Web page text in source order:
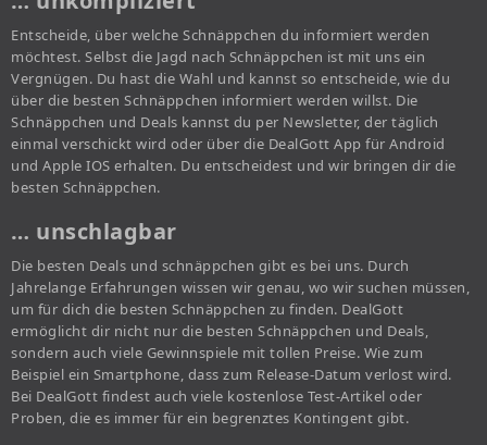
Entscheide, über welche Schnäppchen du informiert werden
möchtest. Selbst die Jagd nach Schnäppchen ist mit uns ein
Vergnügen. Du hast die Wahl und kannst so entscheide, wie du
über die besten Schnäppchen informiert werden willst. Die
Schnäppchen und Deals kannst du per Newsletter, der täglich
einmal verschickt wird oder über die DealGott App für Android
und Apple IOS erhalten. Du entscheidest und wir bringen dir die
besten Schnäppchen.
… unschlagbar
Die besten Deals und schnäppchen gibt es bei uns. Durch
Jahrelange Erfahrungen wissen wir genau, wo wir suchen müssen,
um für dich die besten Schnäppchen zu finden. DealGott
ermöglicht dir nicht nur die besten Schnäppchen und Deals,
sondern auch viele Gewinnspiele mit tollen Preise. Wie zum
Beispiel ein Smartphone, dass zum Release-Datum verlost wird.
Bei DealGott findest auch viele kostenlose Test-Artikel oder
Proben, die es immer für ein begrenztes Kontingent gibt.